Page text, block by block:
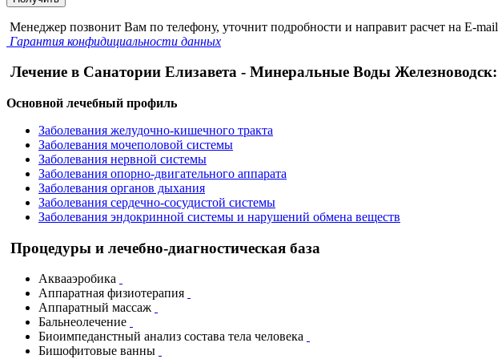
Менеджер позвонит Вам по телефону, уточнит подробности и направит расчет на E-mail
Гарантия конфидициальности данных
Лечение в Санатории Елизавета - Минеральные Воды Железноводск:
Основной лечебный профиль
Заболевания желудочно-кишечного тракта
Заболевания мочеполовой системы
Заболевания нервной системы
Заболевания опорно-двигательного аппарата
Заболевания органов дыхания
Заболевания сердечно-сосудистой системы
Заболевания эндокринной системы и нарушений обмена веществ
Процедуры и лечебно-диагностическая база
Аквааэробика
Аппаратная физиотерапия
Аппаратный массаж
Бальнеолечение
Биоимпеданстный анализ состава тела человека
Бишофитовые ванны